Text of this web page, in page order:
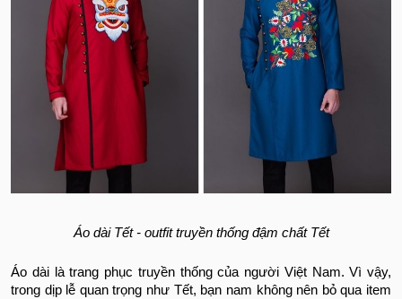
Áo dài Tết - outfit truyền thống đậm chất Tết
Áo dài là trang phục truyền thống của người Việt Nam. Vì vậy,
trong dịp lễ quan trọng như Tết, bạn nam không nên bỏ qua item